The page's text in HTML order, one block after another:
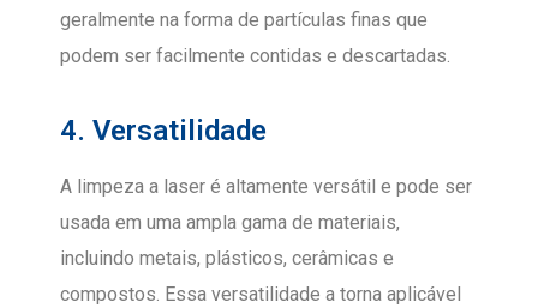
geralmente na forma de partículas finas que
podem ser facilmente contidas e descartadas.
4. Versatilidade
A limpeza a laser é altamente versátil e pode ser
usada em uma ampla gama de materiais,
incluindo metais, plásticos, cerâmicas e
compostos. Essa versatilidade a torna aplicável